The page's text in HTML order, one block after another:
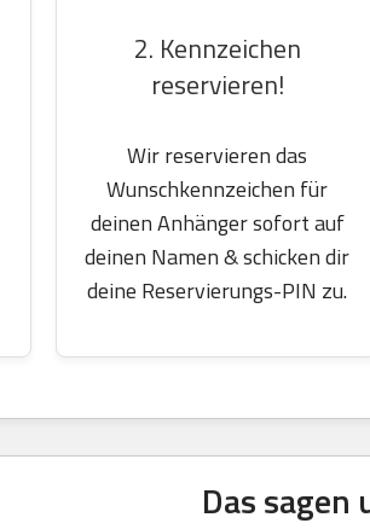
2. Kennzeichen
reservieren!
Wir reservieren das
Wunschkennzeichen für
deinen Anhänger sofort auf
deinen Namen & schicken dir
deine Reservierungs-PIN zu.
Das sagen